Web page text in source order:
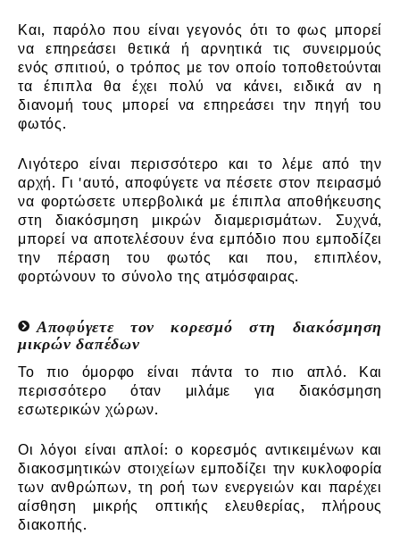
Και, παρόλο που είναι γεγονός ότι το φως μπορεί
να επηρεάσει θετικά ή αρνητικά τις συνειρμούς
ενός σπιτιού, ο τρόπος με τον οποίο τοποθετούνται
τα έπιπλα θα έχει πολύ να κάνει, ειδικά αν η
διανομή τους μπορεί να επηρεάσει την πηγή του
φωτός.
Λιγότερο είναι περισσότερο και το λέμε από την
αρχή. Γι 'αυτό, αποφύγετε να πέσετε στον πειρασμό
να φορτώσετε υπερβολικά με έπιπλα αποθήκευσης
στη διακόσμηση μικρών διαμερισμάτων. Συχνά,
μπορεί να αποτελέσουν ένα εμπόδιο που εμποδίζει
την πέραση του φωτός και που, επιπλέον,
φορτώνουν το σύνολο της ατμόσφαιρας.
Αποφύγετε τον κορεσμό στη διακόσμηση
μικρών δαπέδων
Το πιο όμορφο είναι πάντα το πιο απλό. Και
περισσότερο όταν μιλάμε για διακόσμηση
εσωτερικών χώρων.
Οι λόγοι είναι απλοί: ο κορεσμός αντικειμένων και
διακοσμητικών στοιχείων εμποδίζει την κυκλοφορία
των ανθρώπων, τη ροή των ενεργειών και παρέχει
αίσθηση μικρής οπτικής ελευθερίας, πλήρους
διακοπής.